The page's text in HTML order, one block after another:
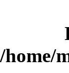
/home/